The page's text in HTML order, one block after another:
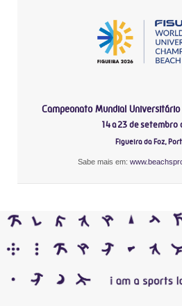
Campeonato Mundial
14 a 23 de setembro
Figueira da Foz,
Sabe mais em: